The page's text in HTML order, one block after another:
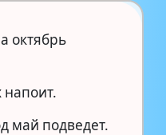
октябрь
напоит.
май подведет.